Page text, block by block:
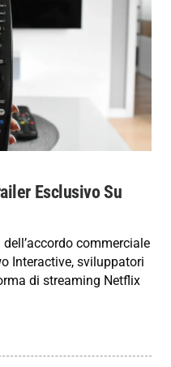
Esclusivo Su
commerciale
Interactive, sviluppatori
di streaming Netflix